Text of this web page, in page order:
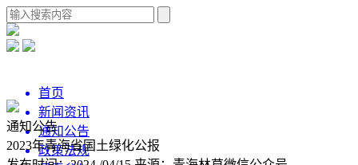
首页
新闻资讯
通知公告
政策法规
通知公告
2023年青海省国土绿化公报